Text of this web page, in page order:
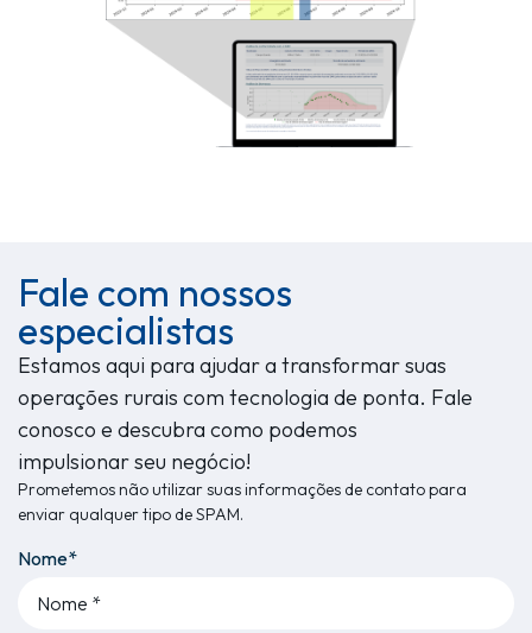
Fale com nossos
especialistas
Estamos aqui para ajudar a transformar suas
operações rurais com tecnologia de ponta. Fale
conosco e descubra como podemos
impulsionar seu negócio!
Prometemos não utilizar suas informações de contato para
enviar qualquer tipo de SPAM.
Nome*